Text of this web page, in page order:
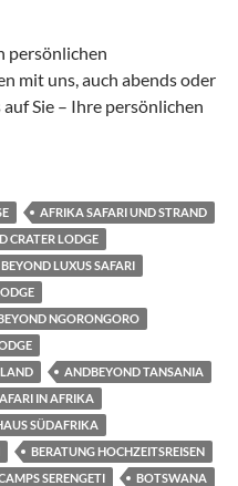
persönlichen
mit uns, auch abends oder
Sie – Ihre persönlichen
AFRIKA SAFARI UND STRAND
CRATER LODGE
LUXUS SAFARI
NGORONGORO
ANDBEYOND TANSANIA
IN AFRIKA
SÜDAFRIKA
BERATUNG HOCHZEITSREISEN
SERENGETI
BOTSWANA